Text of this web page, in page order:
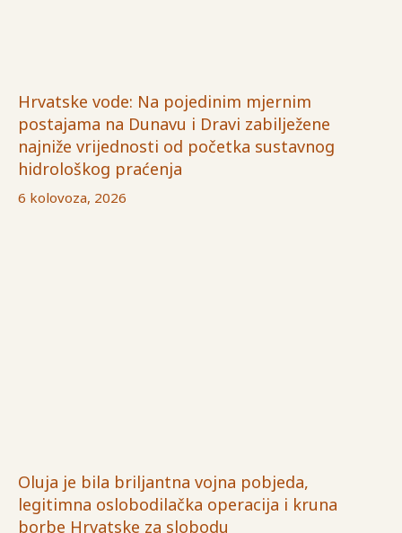
Hrvatske vode: Na pojedinim mjernim
postajama na Dunavu i Dravi zabilježene
najniže vrijednosti od početka sustavnog
hidrološkog praćenja
6 kolovoza, 2026
Oluja je bila briljantna vojna pobjeda,
legitimna oslobodilačka operacija i kruna
borbe Hrvatske za slobodu